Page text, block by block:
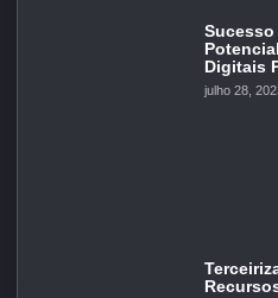
Digitais
julho 28,